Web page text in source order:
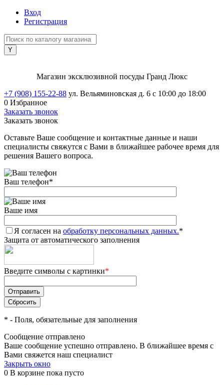
Вход
Регистрация
Магазин эксклюзивной посуды Гранд Люкс
+7 (908) 155-22-88 ул. Вельяминовская д. 6 с 10:00 до 18:00
0 Избранное
Заказать звонок
Заказать звонок
Оставьте Ваше сообщение и контактные данные и наши
специалисты свяжутся с Вами в ближайшее рабочее время для
решения Вашего вопроса.
Ваш телефон*
Ваше имя
Я согласен на обработку персональных данных.*
Защита от автоматического заполнения
Введите символы с картинки*
* - Поля, обязательные для заполнения
Сообщение отправлено
Ваше сообщение успешно отправлено. В ближайшее время с
Вами свяжется наш специалист
Закрыть окно
0 В корзине пока пусто